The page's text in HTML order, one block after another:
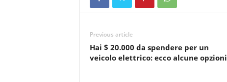
Previous article
Hai $ 20.000 da spendere per un
veicolo elettrico: ecco alcune opzioni